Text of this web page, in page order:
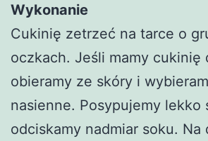
Wykonanie
Cukinię zetrzeć na tarce o
oczkach. Jeśli mamy cukinię
obieramy ze skóry i
nasienne. Posypujemy lekko
odciskamy nadmiar soku. Na